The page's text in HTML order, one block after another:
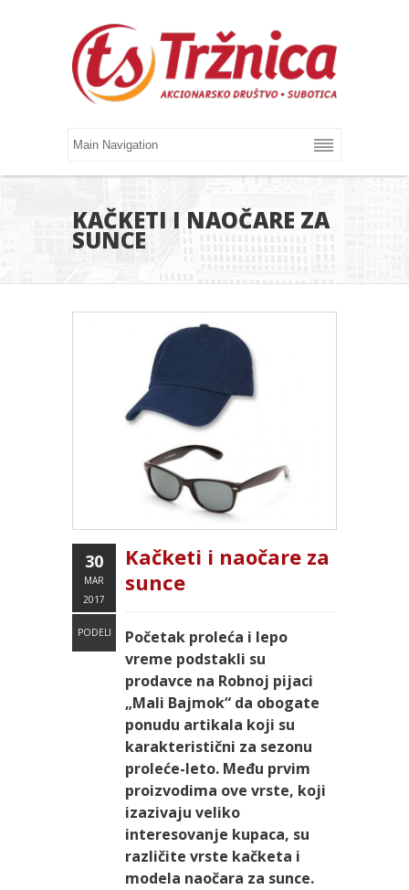
KAČKETI I NAOČARE ZA
SUNCE
30
MAR
2017
PODELI
Kačketi i naočare za
sunce
Početak proleća i lepo
vreme podstakli su
prodavce na Robnoj pijaci
„Mali Bajmok“ da obogate
ponudu artikala koji su
karakteristični za sezonu
proleće-leto. Među prvim
proizvodima ove vrste, koji
izazivaju veliko
interesovanje kupaca, su
različite vrste kačketa i
modela naočara za sunce.